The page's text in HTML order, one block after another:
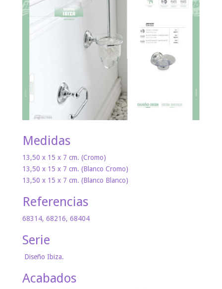
Medidas
13,50 x 15 x 7 cm. (Cromo)
13,50 x 15 x 7 cm. (Blanco Cromo)
13,50 x 15 x 7 cm. (Blanco Blanco)
Referencias
68314, 68216, 68404
Serie
Diseño Ibiza.
Acabados